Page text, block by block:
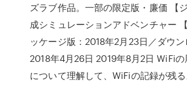
ズラブ作品。一部の限定版・廉価 【
成シミュレーションアドベンチャー
ッケージ版：2018年2月23日／ダウン
2018年4月26日 2019年8月2日 WiFiの
について理解して、WiFiの記録が残